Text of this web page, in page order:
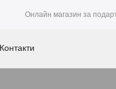
Онлайн магазин за
Контакти